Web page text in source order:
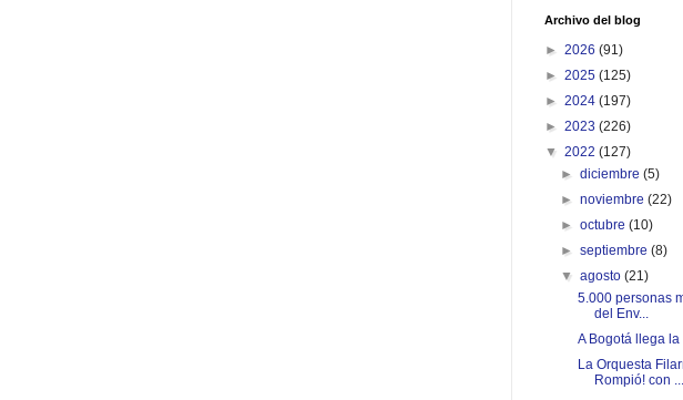
Archivo del blog
► 2026 (91)
► 2025 (125)
► 2024 (197)
► 2023 (226)
▼ 2022 (127)
►diciembre(5)
►noviembre(22)
►octubre(10)
►septiembre(8)
▼agosto(21)
5.000 personas
del Env...
A Bogotá llega
La Orquesta
Rompió! con ...